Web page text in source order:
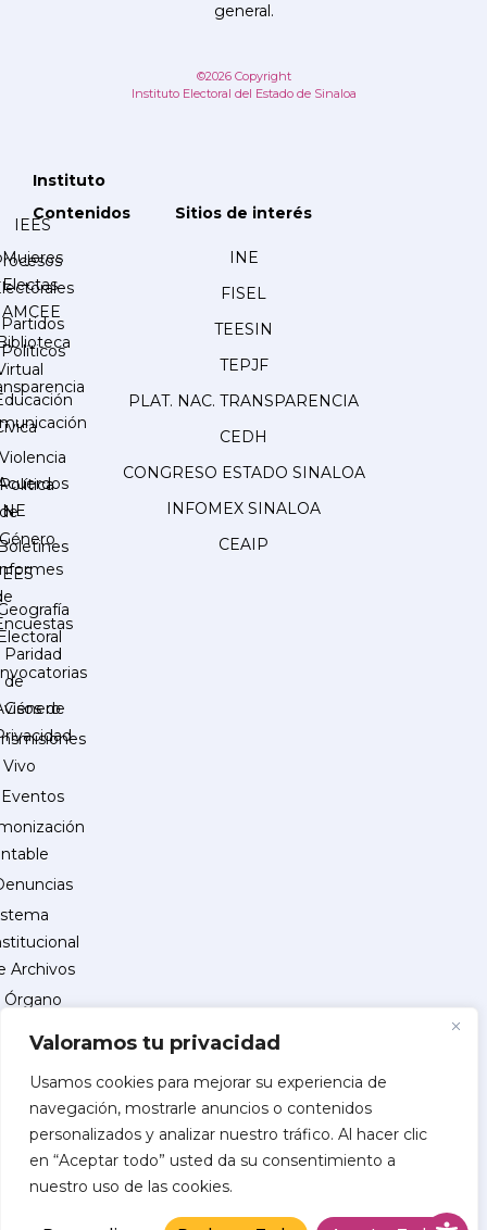
Valoramos tu privacidad
Usamos cookies para mejorar su experiencia de
navegación, mostrarle anuncios o contenidos
personalizados y analizar nuestro tráfico. Al hacer clic
en “Aceptar todo” usted da su consentimiento a
nuestro uso de las cookies.
general.
©2026 Copyright
Instituto Electoral del Estado de Sinaloa
Instituto
IEES
Partidos
Políticos
de
Contenidos
Mujeres
Electas
AMCEE
Violencia
Política
de
Género
Paridad
de
Género
Eventos
Archivos
Órgano
Control
INSCRIPCIÓN
PROVEEDORES
Sitios de interés
INE
FISEL
TEESIN
TEPJF
PLAT. NAC. TRANSPARENCIA
CEDH
CONGRESO ESTADO SINALOA
INFOMEX SINALOA
CEAIP